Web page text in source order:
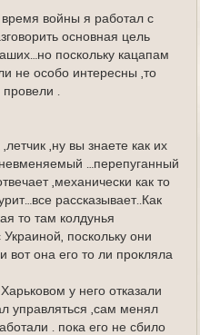
войны я работал с
основная цель
поскольку кацапам
не особо интересны ,то
.
,ну вы знаете как их
…перепуганный
,механически как то
рассказывает..Как
то там колдунья
поскольку они
вот она его то ли прокляла
у него отказали
управляться ,сам менял
. пока его не сбило